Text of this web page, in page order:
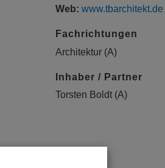
Web: www.tbarchitekt.de
Fachrichtungen
Architektur (A)
Inhaber / Partner
Torsten Boldt (A)